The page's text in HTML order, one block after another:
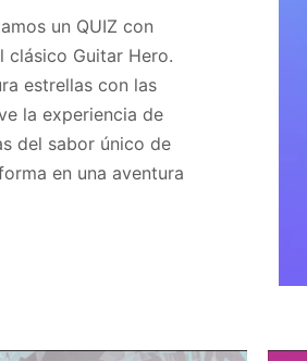
un QUIZ con
clásico Guitar Hero.
estrellas con las
la experiencia de
del sabor único de
en una aventura